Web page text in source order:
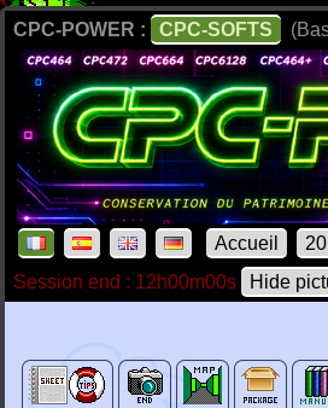
CPC-POWER : CPC-SOFTS
Accueil
Session end : 12h00m00s
Hide